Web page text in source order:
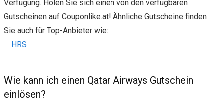
Verfügung. Holen Sie sich einen von den verfügbaren
Gutscheinen auf Couponlike.at! Ähnliche Gutscheine finden
Sie auch für Top-Anbieter wie:
HRS
Wie kann ich einen Qatar Airways Gutschein
einlösen?